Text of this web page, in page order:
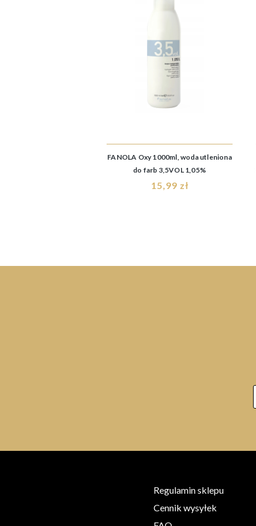
FANOLA Oxy 1000ml, woda utleniona
do farb 3,5VOL 1,05%
15,99 zł
100ml farba do włosów
Regulamin sklepu
Cennik wysyłek